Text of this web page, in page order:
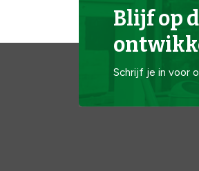
Blijf op
Schrijf je in voor